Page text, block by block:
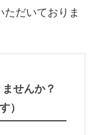
だいておりま
せんか？
）